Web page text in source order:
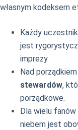
własnym kodeksem
Każdy
jest
imprezy.
Nad
stewardów,
porządkowe.
Dla wielu fanów
niebem jest